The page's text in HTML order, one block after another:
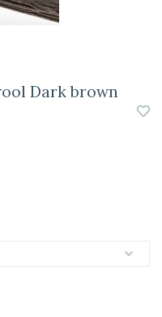
Dark brown